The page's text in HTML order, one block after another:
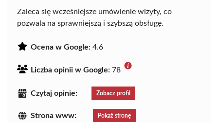
Zaleca się wcześniejsze umówienie wizyty, co
pozwala na sprawniejszą i szybszą obsługę.
Ocena w Google: 4.6
Liczba opinii w Google: 78
Czytaj opinie: Zobacz profil
Strona www: Pokaż stronę